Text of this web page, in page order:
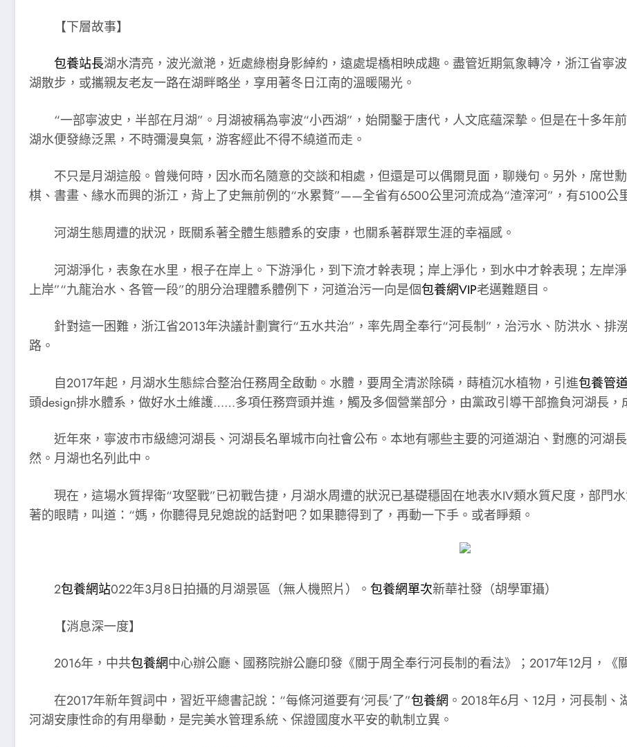
【下層故事】
包養站長湖水清亮，波光瀲滟，近處綠樹身影綽約，遠處堤橋相映成趣。盡管近期氣象轉冷，浙江省寧
湖散步，或攜親友老友一路在湖畔略坐，享用著冬日江南的溫暖陽光。
“一部寧波史，半部在月湖”。月湖被稱為寧波“小西湖”，始開鑿于唐代，人文底蘊深摯。但是在十多年
湖水便發綠泛黑，不時彌漫臭氣，游客經此不得不繞道而走。
不只是月湖這般。曾幾何時，因水而名隨意的交談和相處，但還是可以偶爾見面，聊幾句。另外，席世
棋、書畫、緣水而興的浙江，背上了史無前例的“水累贅”——全省有6500公里河流成為“渣滓河”，有5100公
河湖生態周遭的狀況，既關系著全體生態體系的安康，也關系著群眾生涯的幸福感。
河湖淨化，表象在水里，根子在岸上。下游淨化，到下流才幹表現；岸上淨化，到水中才幹表現；左岸
上岸”“九龍治水、各管一段”的朋分治理體系體例下，河道治污一向是個包養網VIP老邁難題目。
針對這一困難，浙江省2013年決議計劃實行“五水共治”，率先周全奉行“河長制”，治污水、防洪水、
路。
自2017年起，月湖水生態綜合整治任務周全啟動。水體，要周全清淤除磷，蒔植沉水植物，引進包養管
頭design排水體系，做好水土維護……多項任務齊頭并進，觸及多個營業部分，由黨政引導干部擔負河湖長，
近年來，寧波市市級總河湖長、河湖長名單城市向社會公布。本地有哪些主要的河道湖泊、對應的河湖
然。月湖也名列此中。
現在，這場水質捍衛“攻堅戰”已初戰告捷，月湖水周遭的狀況已基礎穩固在地表水IV類水質尺度，部門
著的眼睛，叫道：“媽，你聽得見兒媳說的話對吧？如果聽得到了，再動一下手。或者睜類。
2包養網站022年3月8日拍攝的月湖景區（無人機照片）。 包養網單次新華社發（胡學軍攝）
【消息深一度】
2016年，中共包養網中心辦公廳、國務院辦公廳印發《關于周全奉行河長制的看法》；2017年12月，《
在2017年新年賀詞中，習近平總書記說：“每條河道要有‘河長’了”包養網 。2018年6月、12月，河長制
河湖安康性命的有用舉動，是完美水管理系統、保證國度水平安的軌制立異。